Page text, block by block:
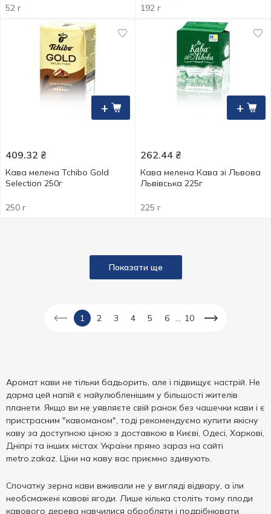
52 г
192 г
+
409.32 ₴
Кава мелена Tchibo Gold
Selection 250г
250 г
+
262.44 ₴
Кава мелена Кава зі Львова
Львівська 225г
225 г
Показати ще
1 2 3 4 5 6 10
Аромат кави не тільки бадьорить, але і підвищує настрій. Не
дарма цей напій є найулюбленішим у більшості жителів
планети. Якщо ви не уявляєте свій ранок без чашечки кави і є
пристрасним "кавоманом", тоді рекомендуємо купити якісну
каву за доступною ціною з доставкою в Києві, Одесі, Харкові,
Дніпрі та інших містах України прямо зараз на сайті
metro.zakaz. Ціни на каву вас приємно здивують.
Спочатку зерна кави вживали не у вигляді відвару, а їли
необсмажені кавові ягоди. Лише кілька століть тому плоди
кавового дерева навчилися обробляти і подрібнювати.